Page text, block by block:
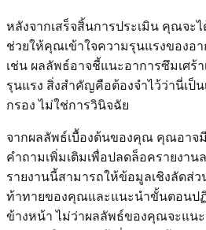
หลังจากเสร็จสิ้นการประเมิน คุณจ
ช่วยให้คุณเข้าใจความรุนแรงของอา
เช่น ผลลัพธ์อาจชี้แนะอาการซึมเศร้
รุนแรง สิ่งสำคัญคือต้องจำไว้ว่านี่เป็
กรอง ไม่ใช่การวินิจฉัย
จากผลลัพธ์เบื้องต้นของคุณ คุณอาจ
คำถามเพิ่มเติมเพื่อปลดล็อครายงาน
รายงานนี้สามารถให้ข้อมูลเชิงลัดส่
ท้าทายของคุณและแนะนำขั้นตอนปฏิ
ข้างหน้า ไม่ว่าผลลัพธ์ของคุณจะแน